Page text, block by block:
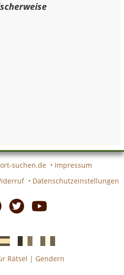
suchen.de • Impressum
• Datenschutzeinstellungen
französicheitalienische
Rätsel | Gendern